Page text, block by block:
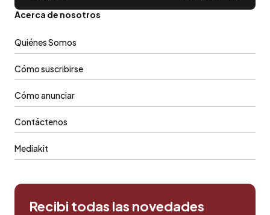
Acerca de nosotros
Quiénes Somos
Cómo suscribirse
Cómo anunciar
Contáctenos
Mediakit
Recibi todas las novedades